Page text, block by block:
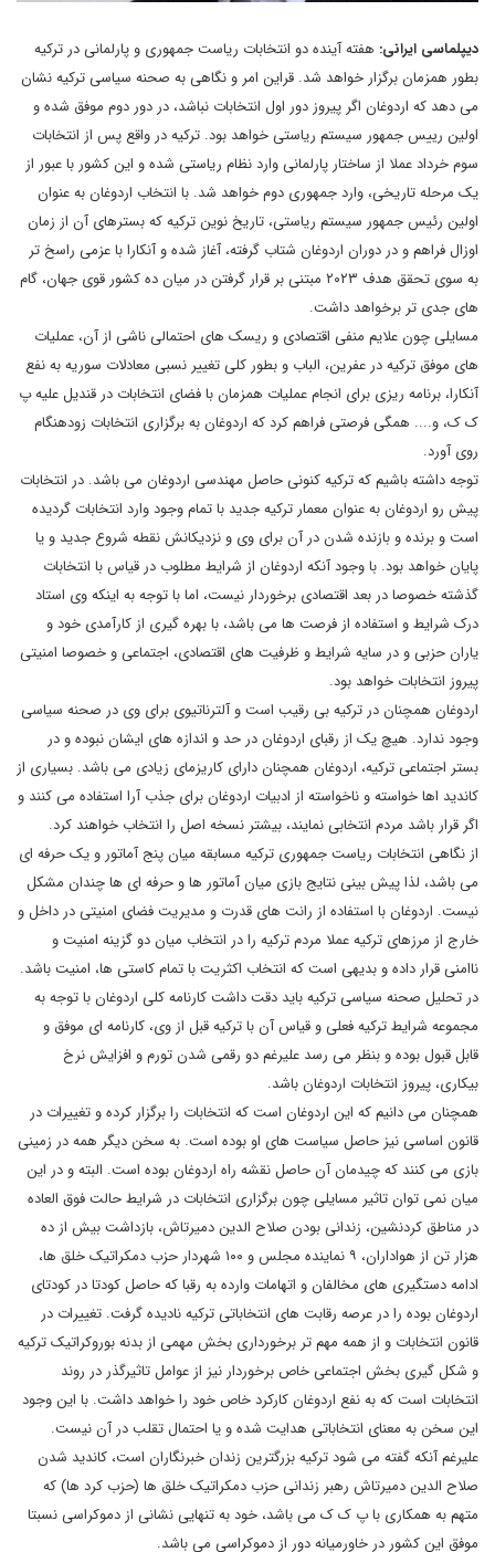
دیپلماسی ایرانی: هفته آینده دو انتخابات ریاست جمهوری و پارلمانی در ترکیه
بطور همزمان برگزار خواهد شد. قراین امر و نگاهی به صحنه سیاسی ترکیه نشان
می دهد که اردوغان اگر پیروز دور اول انتخابات نباشد، در دور دوم موفق شده و
اولین رییس جمهور سیستم ریاستی خواهد بود. ترکیه در واقع پس از انتخابات
سوم خرداد عملا از ساختار پارلمانی وارد نظام ریاستی شده و این کشور با عبور از
یک مرحله تاریخی، وارد جمهوری دوم خواهد شد. با انتخاب اردوغان به عنوان
اولین رئیس جمهور سیستم ریاستی، تاریخ نوین ترکیه که بسترهای آن از زمان
اوزال فراهم و در دوران اردوغان شتاب گرفته، آغاز شده و آنکارا با عزمی راسخ تر
به سوی تحقق هدف ۲۰۲۳ مبتنی بر قرار گرفتن در میان ده کشور قوی جهان، گام
های جدی تر برخواهد داشت.
مسایلی چون علایم منفی اقتصادی و ریسک های احتمالی ناشی از آن، عملیات
های موفق ترکیه در عفرین، الباب و بطور کلی تغییر نسبی معادلات سوریه به نفع
آنکارا، برنامه ریزی برای انجام عملیات همزمان با فضای انتخابات در قندیل علیه پ
ک ک، و.... همگی فرصتی فراهم کرد که اردوغان به برگزاری انتخابات زودهنگام
روی آورد.
توجه داشته باشیم که ترکیه کنونی حاصل مهندسی اردوغان می باشد. در انتخابات
پیش رو اردوغان به عنوان معمار ترکیه جدید با تمام وجود وارد انتخابات گردیده
است و برنده و بازنده شدن در آن برای وی و نزدیکانش نقطه شروع جدید و یا
پایان خواهد بود. با وجود آنکه اردوغان از شرایط مطلوب در قیاس با انتخابات
گذشته خصوصا در بعد اقتصادی برخوردار نیست، اما با توجه به اینکه وی استاد
درک شرایط و استفاده از فرصت ها می باشد، با بهره گیری از کارآمدی خود و
یاران حزبی و در سایه شرایط و ظرفیت های اقتصادی، اجتماعی و خصوصا امنیتی
پیروز انتخابات خواهد بود.
اردوغان همچنان در ترکیه بی رقیب است و آلترناتیوی برای وی در صحنه سیاسی
وجود ندارد. هیچ یک از رقبای اردوغان در حد و اندازه های ایشان نبوده و در
بستر اجتماعی ترکیه، اردوغان همچنان دارای کاریزمای زیادی می باشد. بسیاری از
کاندید اها خواسته و ناخواسته از ادبیات اردوغان برای جذب آرا استفاده می کنند و
اگر قرار باشد مردم انتخابی نمایند، بیشتر نسخه اصل را انتخاب خواهند کرد.
از نگاهی انتخابات ریاست جمهوری ترکیه مسابقه میان پنج آماتور و یک حرفه ای
می باشد، لذا پیش بینی نتایج بازی میان آماتور ها و حرفه ای ها چندان مشکل
نیست. اردوغان با استفاده از رانت های قدرت و مدیریت فضای امنیتی در داخل و
خارج از مرزهای ترکیه عملا مردم ترکیه را در انتخاب میان دو گزینه امنیت و
ناامنی قرار داده و بدیهی است که انتخاب اکثریت با تمام کاستی ها، امنیت باشد.
در تحلیل صحنه سیاسی ترکیه باید دقت داشت کارنامه کلی اردوغان با توجه به
مجموعه شرایط ترکیه فعلی و قیاس آن با ترکیه قبل از وی، کارنامه ای موفق و
قابل قبول بوده و بنظر می رسد علیرغم دو رقمی شدن تورم و افزایش نرخ
بیکاری، پیروز انتخابات اردوغان باشد.
همچنان می دانیم که این اردوغان است که انتخابات را برگزار کرده و تغییرات در
قانون اساسی نیز حاصل سیاست های او بوده است. به سخن دیگر همه در زمینی
بازی می کنند که چیدمان آن حاصل نقشه راه اردوغان بوده است. البته و در این
میان نمی توان تاثیر مسایلی چون برگزاری انتخابات در شرایط حالت فوق العاده
در مناطق کردنشین، زندانی بودن صلاح الدین دمیرتاش، بازداشت بیش از ده
هزار تن از هواداران، ۹ نماینده مجلس و ۱۰۰ شهردار حزب دمکراتیک خلق ها،
ادامه دستگیری های مخالفان و اتهامات وارده به رقبا که حاصل کودتا در کودتای
اردوغان بوده را در عرصه رقابت های انتخاباتی ترکیه نادیده گرفت. تغییرات در
قانون انتخابات و از همه مهم تر برخورداری بخش مهمی از بدنه بوروکراتیک ترکیه
و شکل گیری بخش اجتماعی خاص برخوردار نیز از عوامل تاثیرگذر در روند
انتخابات است که به نفع اردوغان کارکرد خاص خود را خواهد داشت. با این وجود
این سخن به معنای انتخاباتی هدایت شده و یا احتمال تقلب در آن نیست.
علیرغم آنکه گفته می شود ترکیه بزرگترین زندان خبرنگاران است، کاندید شدن
صلاح الدین دمیرتاش رهبر زندانی حزب دمکراتیک خلق ها (حزب کرد ها) که
متهم به همکاری با پ ک ک می باشد، خود به تنهایی نشانی از دموکراسی نسبتا
موفق این کشور در خاورمیانه دور از دموکراسی می باشد.